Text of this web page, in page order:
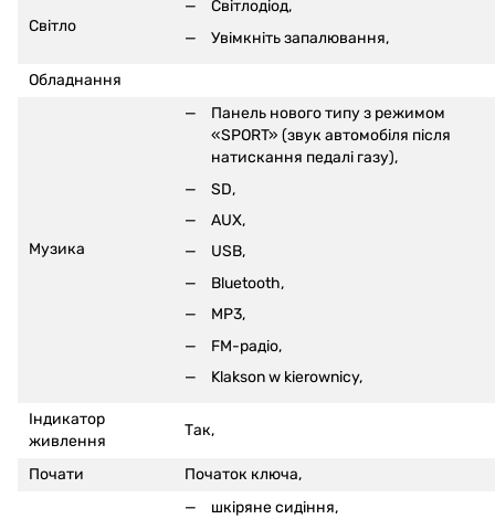
Світло
Світлодіод,
Увімкніть запалювання,
Обладнання
Музика
Панель нового типу з режимом
«SPORT» (звук автомобіля після
натискання педалі газу),
SD,
AUX,
USB,
Bluetooth,
MP3,
FM-радіо,
Klakson w kierownicy,
Індикатор
живлення
Так,
Почати Початок ключа,
шкіряне сидіння,